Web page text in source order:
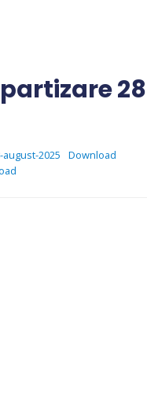
2025
Download